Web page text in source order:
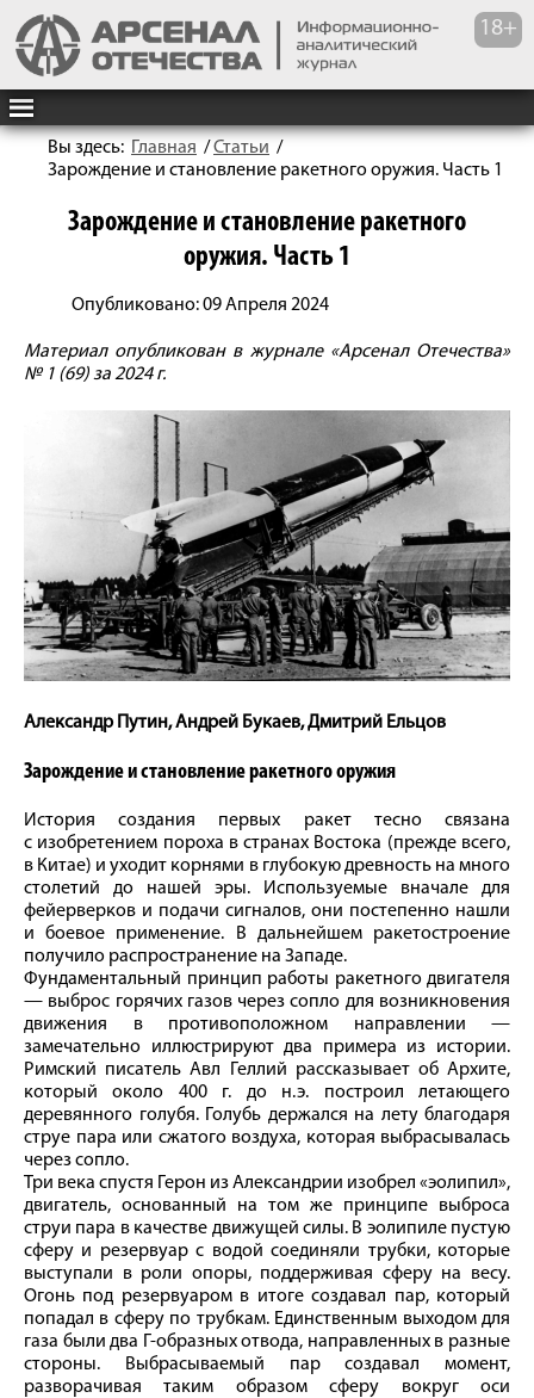
Вы здесь: Главная /Статьи /
Зарождение и становление ракетного оружия. Часть 1
Зарождение и становление ракетного
оружия. Часть 1
Опубликовано: 09 Апреля 2024
Материал опубликован в журнале «Арсенал Отечества»
№ 1 (69) за 2024 г.
Александр Путин, Андрей Букаев, Дмитрий Ельцов
Зарождение и становление ракетного оружия
История создания первых ракет тесно связана
с изобретением пороха в странах Востока (прежде всего,
в Китае) и уходит корнями в глубокую древность на много
столетий до нашей эры. Используемые вначале для
фейерверков и подачи сигналов, они постепенно нашли
и боевое применение. В дальнейшем ракетостроение
получило распространение на Западе.
Фундаментальный принцип работы ракетного двигателя
— выброс горячих газов через сопло для возникновения
движения в противоположном направлении —
замечательно иллюстрируют два примера из истории.
Римский писатель Авл Геллий рассказывает об Архите,
который около 400 г. до н. э. построил летающего
деревянного голубя. Голубь держался на лету благодаря
струе пара или сжатого воздуха, которая выбрасывалась
через сопло.
Три века спустя Герон из Александрии изобрел «эолипил»,
двигатель, основанный на том же принципе выброса
струи пара в качестве движущей силы. В эолипиле пустую
сферу и резервуар с водой соединяли трубки, которые
выступали в роли опоры, поддерживая сферу на весу.
Огонь под резервуаром в итоге создавал пар, который
попадал в сферу по трубкам. Единственным выходом для
газа были два Г-образных отвода, направленных в разные
стороны. Выбрасываемый пар создавал момент,
разворачивая таким образом сферу вокруг оси